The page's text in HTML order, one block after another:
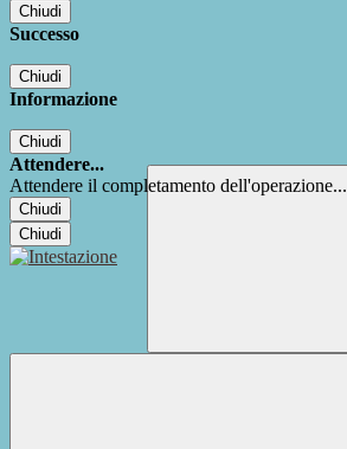
Chiudi
Successo
Chiudi
Informazione
Chiudi
Attendere...
Attendere il completamento dell'operazione...
Chiudi
Chiudi